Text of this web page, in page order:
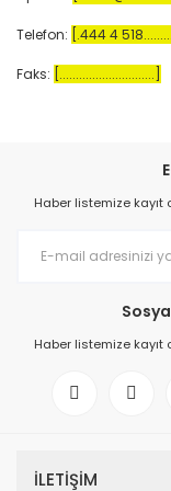
Telefon: [.444 4
Faks: [.............................]
Haber listemize
Haber listemize
İLETİŞİM